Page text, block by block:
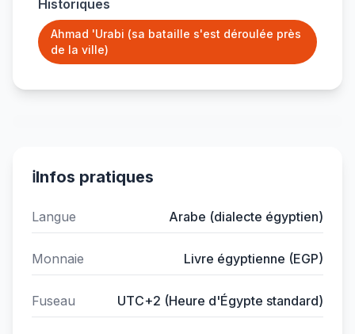
Historiques
Ahmad 'Urabi (sa bataille s'est déroulée près
de la ville)
ℹ️Infos pratiques
Langue Arabe (dialecte égyptien)
Monnaie Livre égyptienne (EGP)
Fuseau UTC+2 (Heure d'Égypte standard)